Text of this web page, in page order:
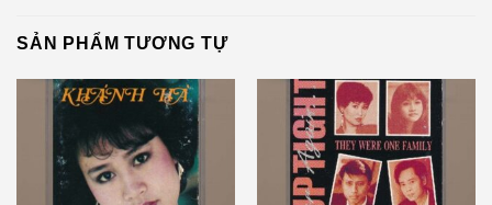
SẢN PHẨM TƯƠNG TỰ